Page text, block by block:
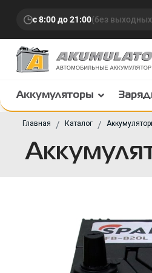
с 8:00 до 21:00(без
Аккумуляторы
Главная Каталог